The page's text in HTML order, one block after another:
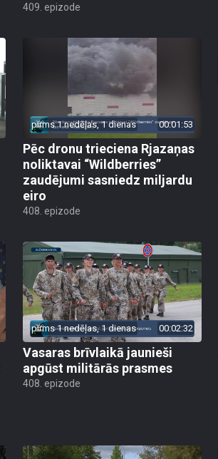
409. epizode
pirms 1 nedēļas, 1 dienas 00:01:53
Pēc dronu trieciena Rjazaņas
noliktavai “Wildberries”
zaudējumi sasniedz miljardu
eiro
408. epizode
pirms 1 nedēļas, 1 dienas 00:02:32
Vasaras brīvlaikā jaunieši
apgūst militārās prasmes
408. epizode